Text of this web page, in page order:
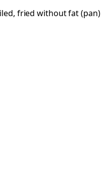
fried without fat (pan)